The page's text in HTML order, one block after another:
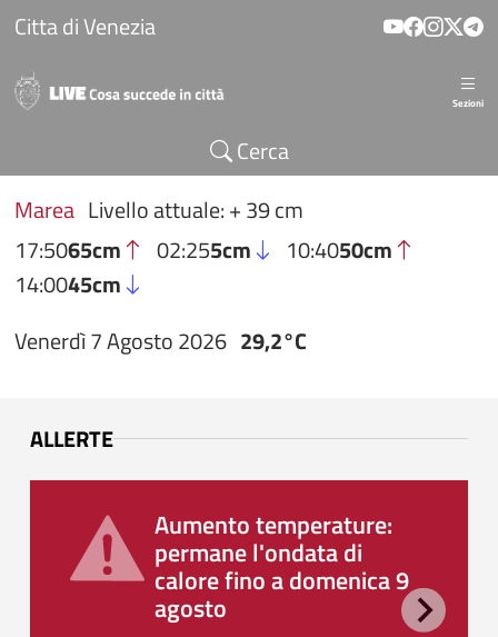
Salta al contenuto principale
Citta di Venezia
Sezioni
Cerca
Marea Livello attuale: + 39 cm
17:5065cm 02:255cm 10:4050cm
14:0045cm
Venerdì 7 Agosto 2026 29,2°C
ALLERTE
Aumento temperature:
permane l'ondata di
calore fino a domenica 9
agosto